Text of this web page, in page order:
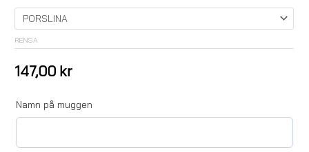
RENSA
147,00 kr
Namn på muggen